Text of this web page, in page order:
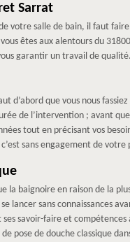
Sarrat
votre salle de bain, il faut
êtes aux alentours du
garantir un travail de qualité.
que vous nous
de l’intervention ; avant
tout en précisant vos
sans engagement de
baignoire en raison de la
lancer sans connaissances
savoir-faire et compétences
pose de douche classique